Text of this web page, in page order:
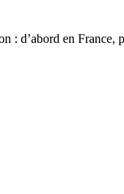
: d’abord en France,